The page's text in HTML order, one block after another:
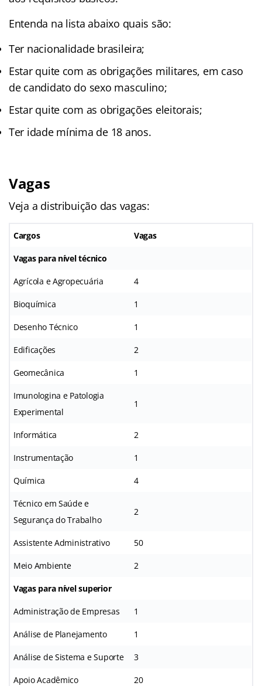
Entenda na lista abaixo quais são:
Ter nacionalidade brasileira;
Estar quite com as obrigações militares, em caso
de candidato do sexo masculino;
Estar quite com as obrigações eleitorais;
Ter idade mínima de 18 anos.
Vagas
Veja a distribuição das vagas:
Cargos Vagas
Vagas para nível técnico
Agrícola e Agropecuária 4
Bioquímica 1
Desenho Técnico 1
Edificações 2
Geomecânica 1
Imunologina e Patologia
Experimental
1
Informática 2
Instrumentação 1
Química 4
Técnico em Saúde e
Segurança do Trabalho
2
Assistente Administrativo 50
Meio Ambiente 2
Vagas para nível superior
Administração de Empresas 1
Análise de Planejamento 1
Análise de Sistema e Suporte 3
Apoio Acadêmico 20